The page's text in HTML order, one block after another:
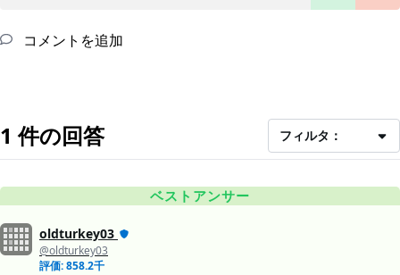
コメントを追加
1 件の回答 フィルタ：
ベストアンサー
oldturkey03
@oldturkey03
評価: 858.2千